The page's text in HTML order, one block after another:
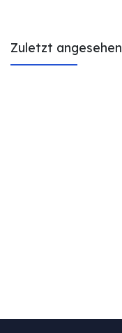
Zuletzt angesehen